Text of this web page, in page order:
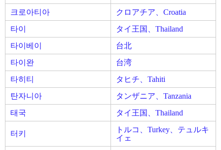
크로아티아
クロアチア、Croatia
타이
タイ王国、Thailand
타이베이
台北
타이완
台湾
타히티
タヒチ、Tahiti
탄자니아
タンザニア、Tanzania
태국
タイ王国、Thailand
터키
トルコ、Turkey、テュルキ
イェ